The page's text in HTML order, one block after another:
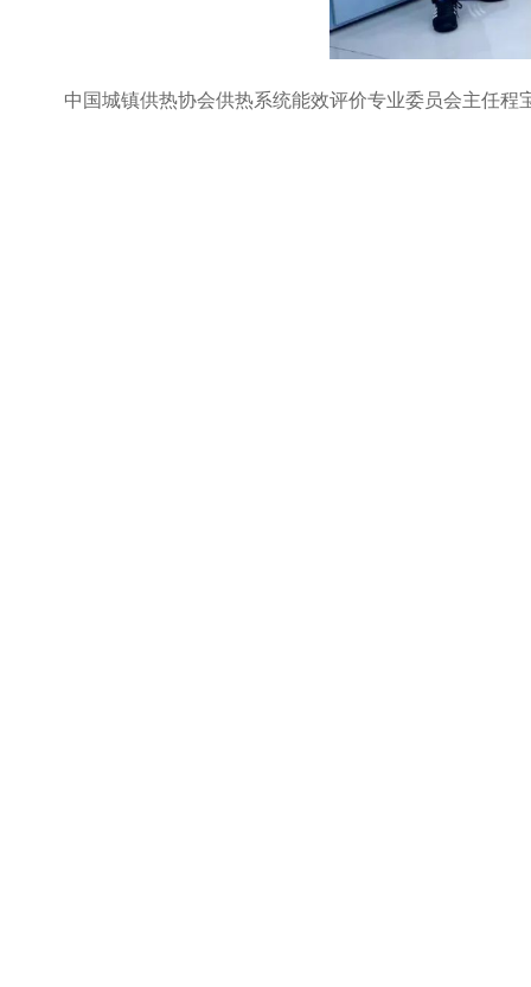
中国城镇供热协会供热系统能效评价专业委员会主任程